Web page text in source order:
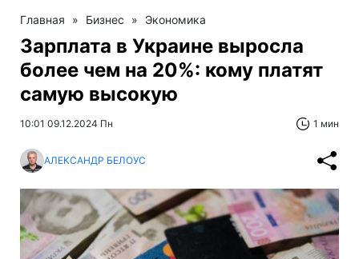
Главная » Бизнес » Экономика
Зарплата в Украине выросла
более чем на 20%: кому платят
самую высокую
10:01 09.12.2024 Пн 1 мин
АЛЕКСАНДР БЕЛОУС